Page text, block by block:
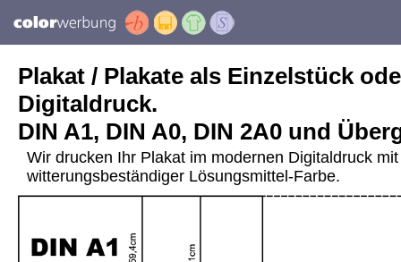
Plakat / Plakate als Einzelstück
Digitaldruck.
DIN A1, DIN A0, DIN 2A0 und
Wir drucken Ihr Plakat im modernen Digitaldruck
witterungsbeständiger Lösungsmittel-Farbe.